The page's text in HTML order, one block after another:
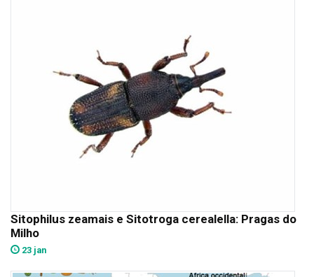
Sitophilus zeamais e Sitotroga cerealella: Pragas do
Milho
23 jan